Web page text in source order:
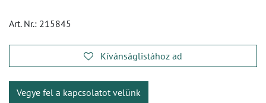
Art. Nr.: 215845
Kívánságlistához ad
Vegye fel a kapcsolatot velünk